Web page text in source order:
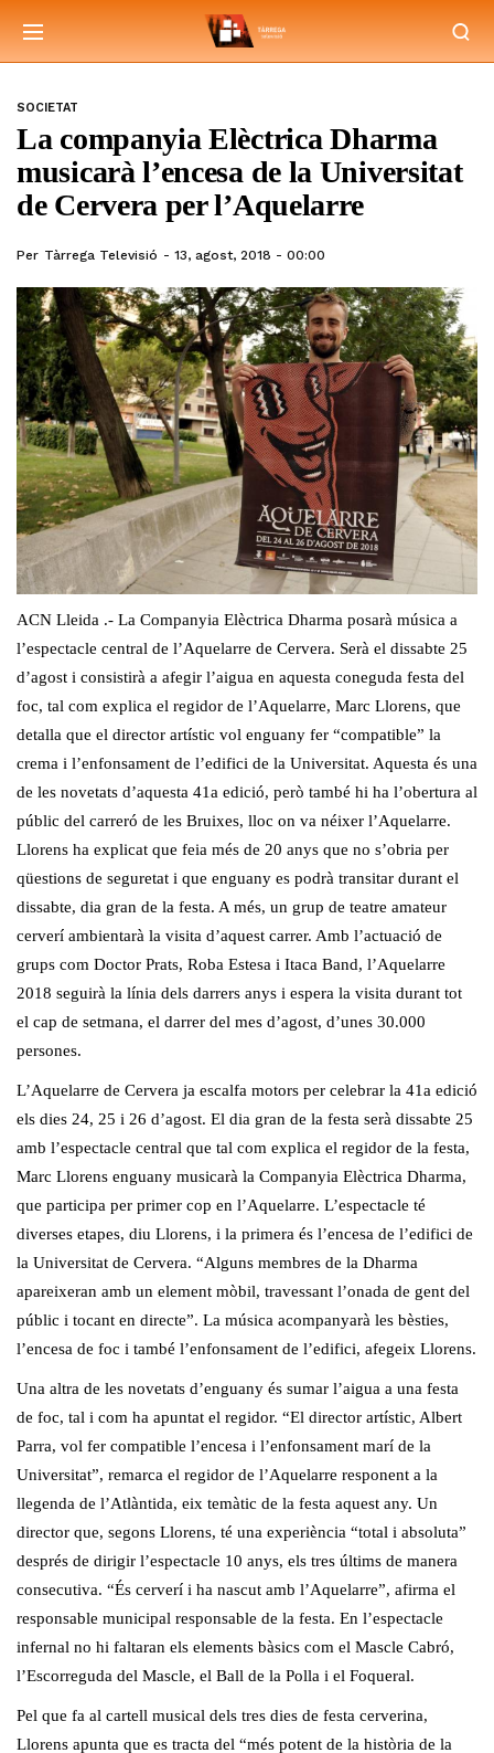
SOCIETAT
La companyia Elèctrica Dharma
musicarà l’encesa de la Universitat
de Cervera per l’Aquelarre
Per Tàrrega Televisió 13, agost, 2018 - 00:00
ACN Lleida .- La Companyia Elèctrica Dharma posarà música a
l’espectacle central de l’Aquelarre de Cervera. Serà el dissabte 25
d’agost i consistirà a afegir l’aigua en aquesta coneguda festa del
foc, tal com explica el regidor de l’Aquelarre, Marc Llorens, que
detalla que el director artístic vol enguany fer “compatible” la
crema i l’enfonsament de l’edifici de la Universitat. Aquesta és una
de les novetats d’aquesta 41a edició, però també hi ha l’obertura al
públic del carreró de les Bruixes, lloc on va néixer l’Aquelarre.
Llorens ha explicat que feia més de 20 anys que no s’obria per
qüestions de seguretat i que enguany es podrà transitar durant el
dissabte, dia gran de la festa. A més, un grup de teatre amateur
cerverí ambientarà la visita d’aquest carrer. Amb l’actuació de
grups com Doctor Prats, Roba Estesa i Itaca Band, l’Aquelarre
2018 seguirà la línia dels darrers anys i espera la visita durant tot
el cap de setmana, el darrer del mes d’agost, d’unes 30.000
persones.
L’Aquelarre de Cervera ja escalfa motors per celebrar la 41a edició
els dies 24, 25 i 26 d’agost. El dia gran de la festa serà dissabte 25
amb l’espectacle central que tal com explica el regidor de la festa,
Marc Llorens enguany musicarà la Companyia Elèctrica Dharma,
que participa per primer cop en l’Aquelarre. L’espectacle té
diverses etapes, diu Llorens, i la primera és l’encesa de l’edifici de
la Universitat de Cervera. “Alguns membres de la Dharma
apareixeran amb un element mòbil, travessant l’onada de gent del
públic i tocant en directe”. La música acompanyarà les bèsties,
l’encesa de foc i també l’enfonsament de l’edifici, afegeix Llorens.
Una altra de les novetats d’enguany és sumar l’aigua a una festa
de foc, tal i com ha apuntat el regidor. “El director artístic, Albert
Parra, vol fer compatible l’encesa i l’enfonsament marí de la
Universitat”, remarca el regidor de l’Aquelarre responent a la
llegenda de l’Atlàntida, eix temàtic de la festa aquest any. Un
director que, segons Llorens, té una experiència “total i absoluta”
després de dirigir l’espectacle 10 anys, els tres últims de manera
consecutiva. “És cerverí i ha nascut amb l’Aquelarre”, afirma el
responsable municipal responsable de la festa. En l’espectacle
infernal no hi faltaran els elements bàsics com el Mascle Cabró,
l’Escorreguda del Mascle, el Ball de la Polla i el Foqueral.
Pel que fa al cartell musical dels tres dies de festa cerverina,
Llorens apunta que es tracta del “més potent de la història de la